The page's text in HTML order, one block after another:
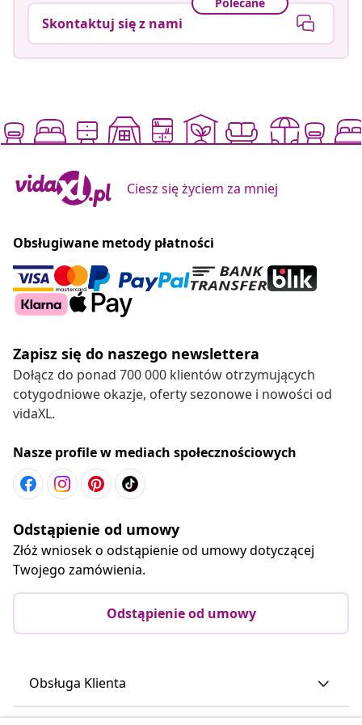
Polecane
Skontaktuj się z nami
Ciesz się życiem za mniej
Obsługiwane metody płatności
Zapisz się do naszego newslettera
Dołącz do ponad 700 000 klientów otrzymujących
cotygodniowe okazje, oferty sezonowe i nowości od
vidaXL.
Nasze profile w mediach społecznościowych
Odstąpienie od umowy
Złóż wniosek o odstąpienie od umowy dotyczącej
Twojego zamówienia.
Odstąpienie od umowy
Obsługa Klienta